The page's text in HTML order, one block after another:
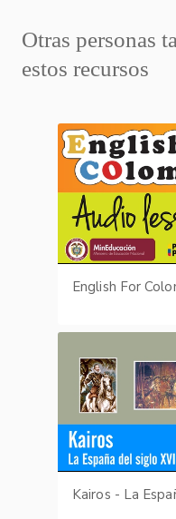
Otras personas
estos recursos
English For